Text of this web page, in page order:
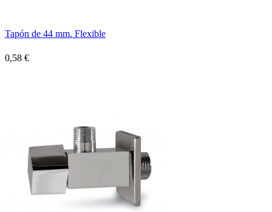
Tapón de 44 mm. Flexible
0,58 €